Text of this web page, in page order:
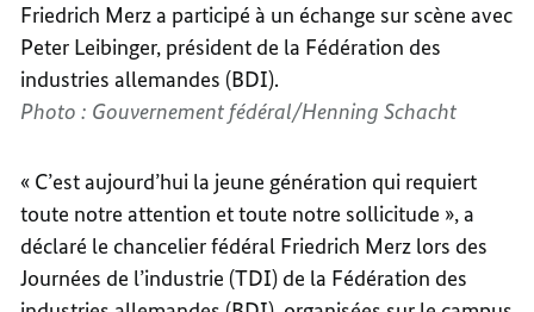
Friedrich Merz a participé à un échange sur scène avec
Peter Leibinger, président de la Fédération des
industries allemandes (BDI).
Photo : Gouvernement fédéral/Henning Schacht
« C’est aujourd’hui la jeune génération qui requiert
toute notre attention et toute notre sollicitude », a
déclaré le chancelier fédéral Friedrich Merz lors des
Journées de l’industrie (TDI) de la Fédération des